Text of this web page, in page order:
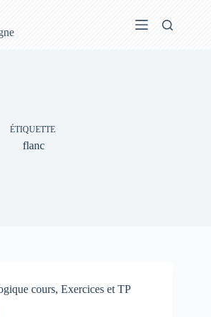
ÉTIQUETTE
flanc
cours, Exercices et TP